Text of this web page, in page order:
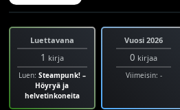
Luettavana
1 kirja
Luen: Steampunk! –
Höyryä ja
helvetinkoneita
Vuosi 2026
0 kirjaa
Viimeisin: -